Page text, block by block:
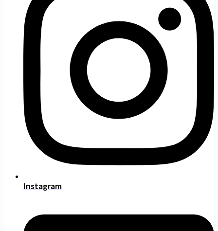
Instagram